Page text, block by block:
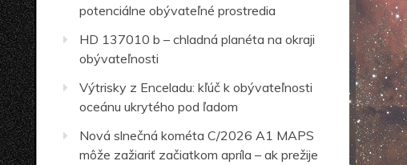
potenciálne obývateľné prostredia
HD 137010 b – chladná planéta na okraji
obývateľnosti
Výtrisky z Enceladu: kľúč k obývateľnosti
oceánu ukrytého pod ľadom
Nová slnečná kométa C/2026 A1 MAPS
môže zažiariť začiatkom apríla – ak prežije